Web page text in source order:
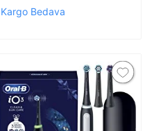
Kargo Bedava